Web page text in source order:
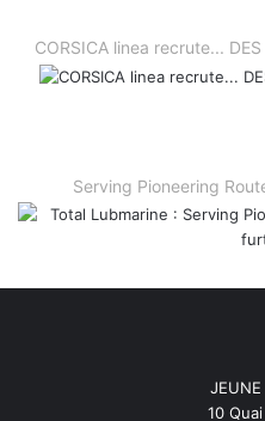
CORSICA linea recrute...
Serving Pioneering
JEUNE
10